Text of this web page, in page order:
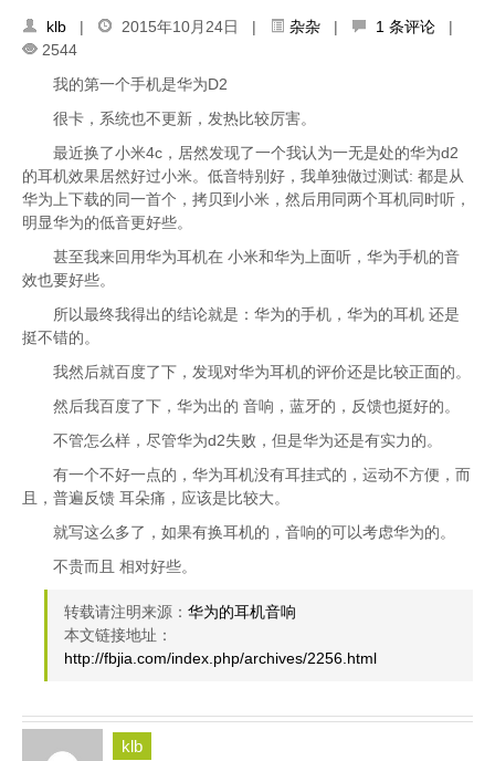
klb | 2015年10月24日 | 杂杂 | 1 条评论 |
2544
我的第一个手机是华为D2
很卡，系统也不更新，发热比较厉害。
最近换了小米4c，居然发现了一个我认为一无是处的华为d2
的耳机效果居然好过小米。低音特别好，我单独做过测试: 都是从
华为上下载的同一首个，拷贝到小米，然后用同两个耳机同时听，
明显华为的低音更好些。
甚至我来回用华为耳机在 小米和华为上面听，华为手机的音
效也要好些。
所以最终我得出的结论就是：华为的手机，华为的耳机 还是
挺不错的。
我然后就百度了下，发现对华为耳机的评价还是比较正面的。
然后我百度了下，华为出的 音响，蓝牙的，反馈也挺好的。
不管怎么样，尽管华为d2失败，但是华为还是有实力的。
有一个不好一点的，华为耳机没有耳挂式的，运动不方便，而
且，普遍反馈 耳朵痛，应该是比较大。
就写这么多了，如果有换耳机的，音响的可以考虑华为的。
不贵而且 相对好些。
转载请注明来源： 华为的耳机音响
本文链接地址：
http://fbjia.com/index.php/archives/2256.html
klb